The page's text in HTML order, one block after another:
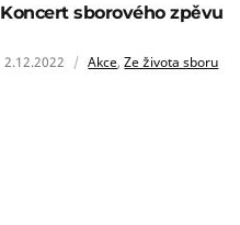
Koncert sborového zpěvu
2.12.2022 Akce,Ze života sboru